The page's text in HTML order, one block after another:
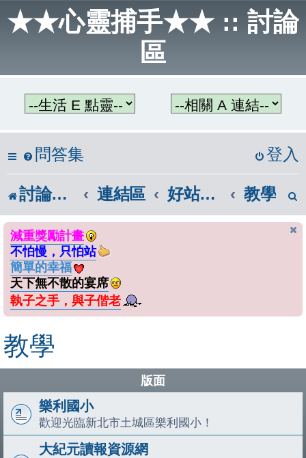
★★心靈捕手★★ :: 討論
區
問答集 登入
討論區首頁 連結區 好站連結 教學
減重獎勵計畫
不怕慢，只怕站
簡單的幸福
天下無不散的宴席
執子之手，與子偕老
教學
版面
樂利國小
歡迎光臨新北市土城區樂利國小！
大紀元讀報資源網